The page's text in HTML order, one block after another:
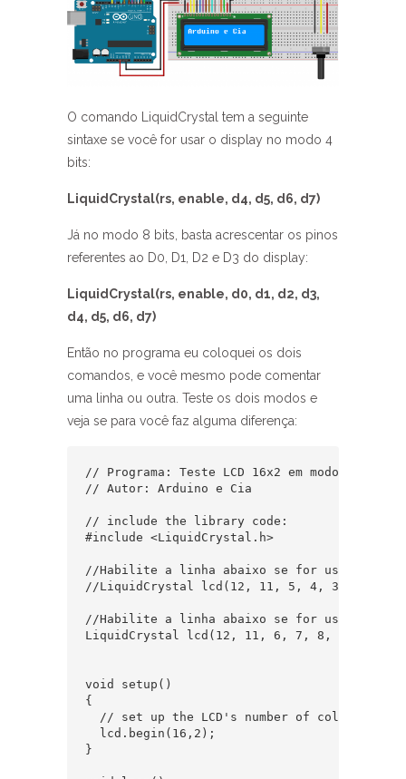
O comando LiquidCrystal tem a seguinte
sintaxe se você for usar o display no modo 4
bits:
LiquidCrystal(rs, enable, d4, d5, d6, d7)
Já no modo 8 bits, basta acrescentar os pinos
referentes ao D0, D1, D2 e D3 do display:
LiquidCrystal(rs, enable, d0, d1, d2, d3,
d4, d5, d6, d7)
Então no programa eu coloquei os dois
comandos, e você mesmo pode comentar
uma linha ou outra. Teste os dois modos e
veja se para você faz alguma diferença:
// Programa: Teste LCD 16x2 em modo 8 bits
// Autor: Arduino e Cia
// include the library code:
#include <LiquidCrystal.h>
//Habilite a linha abaixo se for usar o
//LiquidCrystal lcd(12, 11, 5, 4, 3, 2); //
//Habilite a linha abaixo se for usar o
LiquidCrystal lcd(12, 11, 6, 7, 8, 9, 5,
void setup()
{
// set up the LCD's number of columns
  lcd.begin(16,2);
}